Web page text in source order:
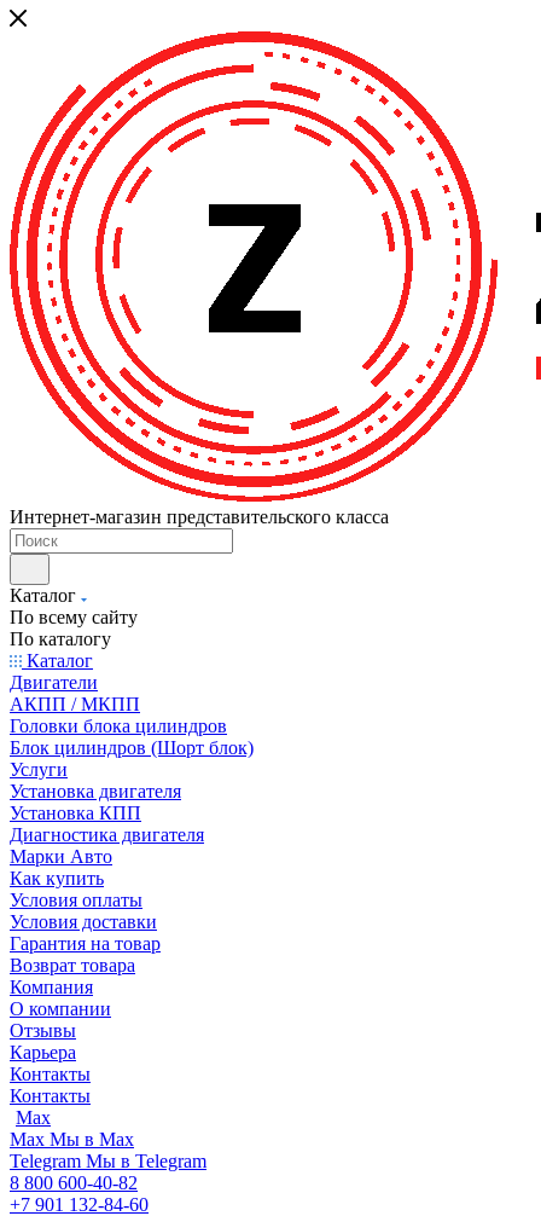
Интернет-магазин представительского класса
Каталог
По всему сайту
По каталогу
Каталог
Двигатели
АКПП / МКПП
Головки блока цилиндров
Блок цилиндров (Шорт блок)
Услуги
Установка двигателя
Установка КПП
Диагностика двигателя
Марки Авто
Как купить
Условия оплаты
Условия доставки
Гарантия на товар
Возврат товара
Компания
О компании
Отзывы
Карьера
Контакты
Контакты
Max
Max Мы в Max
Telegram Мы в Telegram
8 800 600-40-82
+7 901 132-84-60